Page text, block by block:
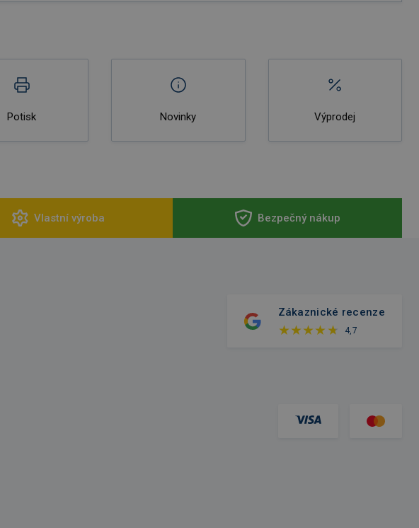
Potisk Novinky Výprodej
Vlastní výroba Bezpečný nákup
Zákaznické recenze
4,7